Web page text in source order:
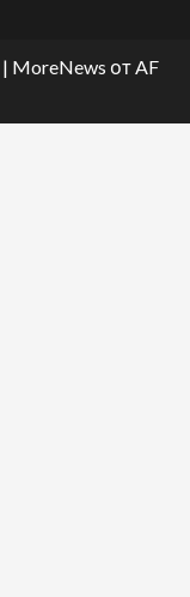
| MoreNews от AF